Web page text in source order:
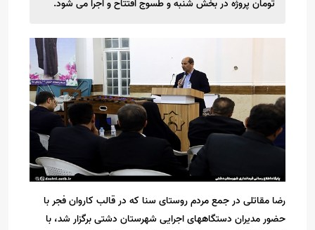
تومان پروژه در بخش شنبه و طسوج افتتاح و اجرا می شود.
رضا مقاتلی در جمع مردم روستای سنا که در قالب کاروان فجر با
حضور مدیران دستگاههای اجرایی شهرستان دشتی برگزار شد، با